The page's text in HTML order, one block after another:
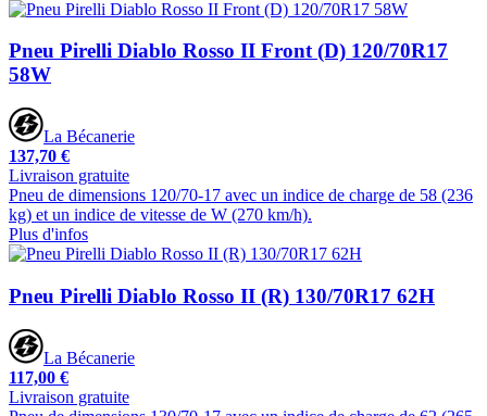
Pneu Pirelli Diablo Rosso II Front (D) 120/70R17
58W
La Bécanerie
137,70 €
Livraison gratuite
Pneu de dimensions 120/70-17 avec un indice de charge de 58 (236
kg) et un indice de vitesse de W (270 km/h).
Plus d'infos
Pneu Pirelli Diablo Rosso II (R) 130/70R17 62H
La Bécanerie
117,00 €
Livraison gratuite